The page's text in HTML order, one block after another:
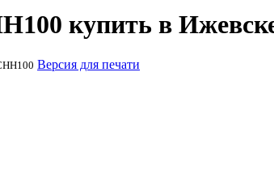
купить в
Версия для печати